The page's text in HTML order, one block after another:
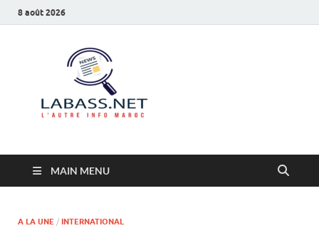
8 août 2026
MAIN MENU
A LA UNE / INTERNATIONAL